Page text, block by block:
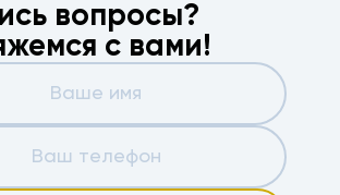
вопросы?
с вами!